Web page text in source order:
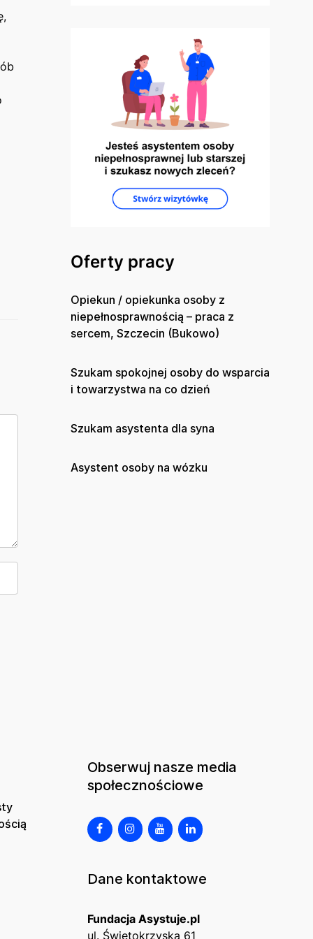
Oferty pracy
Opiekun / opiekunka osoby z
niepełnosprawnością – praca z
sercem, Szczecin (Bukowo)
Szukam spokojnej osoby do wsparcia
i towarzystwa na co dzień
Szukam asystenta dla syna
Asystent osoby na wózku
Obserwuj nasze media
społecznościowe
Dane kontaktowe
Fundacja Asystuje.pl
ul. Świętokrzyska 61